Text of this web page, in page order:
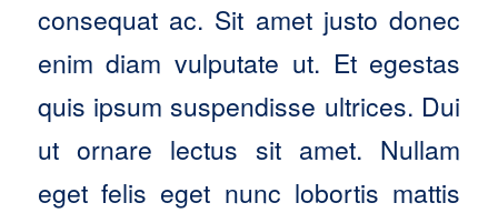
consequat ac. Sit amet justo donec
enim diam vulputate ut. Et egestas
quis ipsum suspendisse ultrices. Dui
ut ornare lectus sit amet. Nullam
eget felis eget nunc lobortis mattis